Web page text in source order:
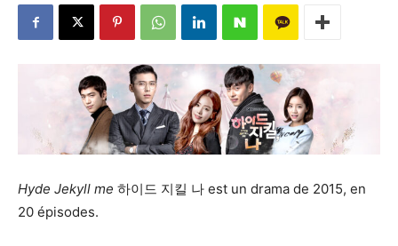
Hyde Jekyll me 하이드 지킬 나 est un drama de 2015, en
20 épisodes.